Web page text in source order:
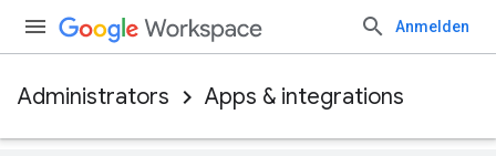
Anmelden
Administrators Apps & integrations